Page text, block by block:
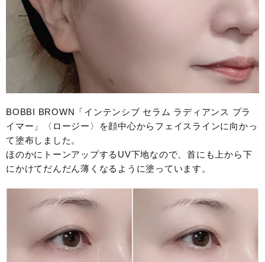
BOBBI BROWN「インテンシブ セラム ラディアンス プラ
イマー」〈ロージー〉を顔中心からフェイスラインに向かっ
て塗布しました。
ほのかにトーンアップするUV下地なので、首にも上から下
にかけてだんだん薄くなるように塗っています。